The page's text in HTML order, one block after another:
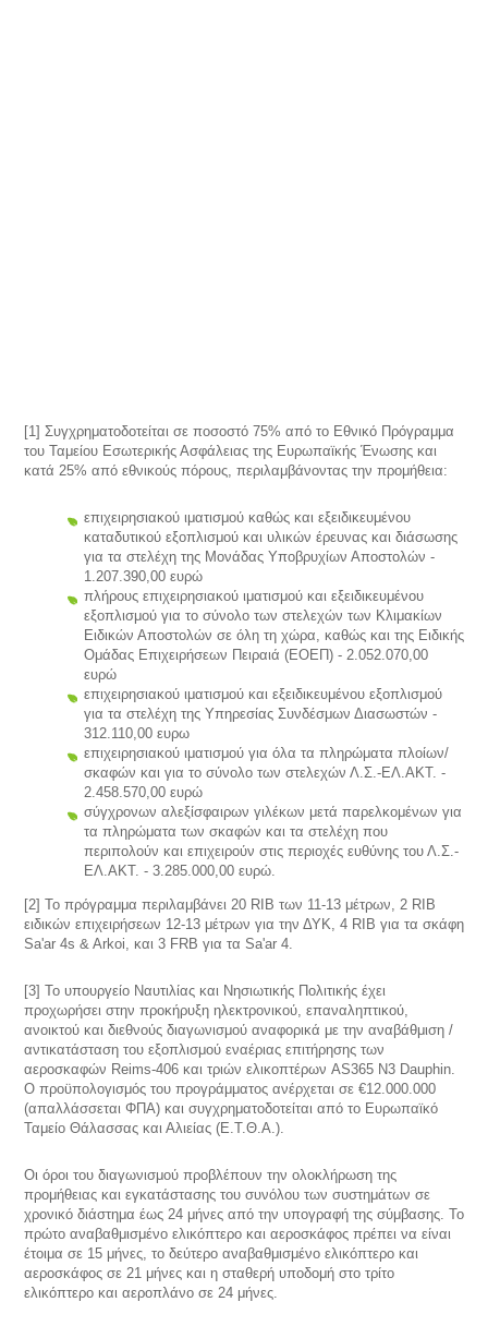
[1] Συγχρηματοδοτείται σε ποσοστό 75% από το Εθνικό Πρόγραμμα
του Ταμείου Εσωτερικής Ασφάλειας της Ευρωπαϊκής Ένωσης και
κατά 25% από εθνικούς πόρους, περιλαμβάνοντας την προμήθεια:
επιχειρησιακού ιματισμού καθώς και εξειδικευμένου
καταδυτικού εξοπλισμού και υλικών έρευνας και διάσωσης
για τα στελέχη της Μονάδας Υποβρυχίων Αποστολών -
1.207.390,00 ευρώ
πλήρους επιχειρησιακού ιματισμού και εξειδικευμένου
εξοπλισμού για το σύνολο των στελεχών των Κλιμακίων
Ειδικών Αποστολών σε όλη τη χώρα, καθώς και της Ειδικής
Ομάδας Επιχειρήσεων Πειραιά (ΕΟΕΠ) - 2.052.070,00
ευρώ
επιχειρησιακού ιματισμού και εξειδικευμένου εξοπλισμού
για τα στελέχη της Υπηρεσίας Συνδέσμων Διασωστών -
312.110,00 ευρω
επιχειρησιακού ιματισμού για όλα τα πληρώματα πλοίων/
σκαφών και για το σύνολο των στελεχών Λ.Σ.-ΕΛ.ΑΚΤ. -
2.458.570,00 ευρώ
σύγχρονων αλεξίσφαιρων γιλέκων μετά παρελκομένων για
τα πληρώματα των σκαφών και τα στελέχη που
περιπολούν και επιχειρούν στις περιοχές ευθύνης του Λ.Σ.-
ΕΛ.ΑΚΤ. - 3.285.000,00 ευρώ.
[2] Το πρόγραμμα περιλαμβάνει 20 RIB των 11-13 μέτρων, 2 RIB
ειδικών επιχειρήσεων 12-13 μέτρων για την ΔΥΚ, 4 RIB για τα σκάφη
Sa'ar 4s & Arkoi, και 3 FRB για τα Sa'ar 4.
[3] Το υπουργείο Ναυτιλίας και Νησιωτικής Πολιτικής έχει
προχωρήσει στην προκήρυξη ηλεκτρονικού, επαναληπτικού,
ανοικτού και διεθνούς διαγωνισμού αναφορικά με την αναβάθμιση /
αντικατάσταση του εξοπλισμού εναέριας επιτήρησης των
αεροσκαφών Reims-406 και τριών ελικοπτέρων AS365 N3 Dauphin.
Ο προϋπολογισμός του προγράμματος ανέρχεται σε €12.000.000
(απαλλάσσεται ΦΠΑ) και συγχρηματοδοτείται από το Ευρωπαϊκό
Ταμείο Θάλασσας και Αλιείας (Ε.Τ.Θ.Α.).
Οι όροι του διαγωνισμού προβλέπουν την ολοκλήρωση της
προμήθειας και εγκατάστασης του συνόλου των συστημάτων σε
χρονικό διάστημα έως 24 μήνες από την υπογραφή της σύμβασης. Το
πρώτο αναβαθμισμένο ελικόπτερο και αεροσκάφος πρέπει να είναι
έτοιμα σε 15 μήνες, το δεύτερο αναβαθμισμένο ελικόπτερο και
αεροσκάφος σε 21 μήνες και η σταθερή υποδομή στο τρίτο
ελικόπτερο και αεροπλάνο σε 24 μήνες.